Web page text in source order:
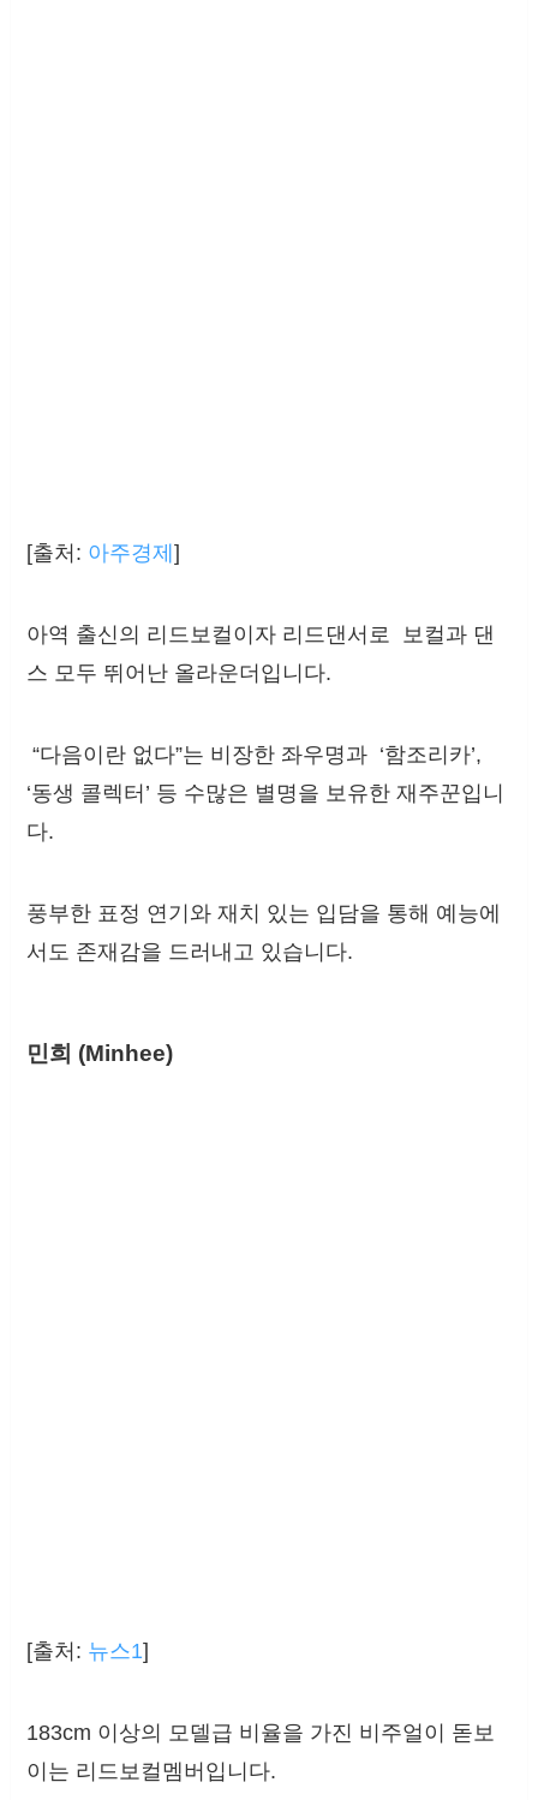
[출처: 아주경제]
아역 출신의 리드보컬이자 리드댄서로 보컬과 댄
스 모두 뛰어난 올라운더입니다.
“다음이란 없다”는 비장한 좌우명과 ‘함조리카’,
‘동생 콜렉터’ 등 수많은 별명을 보유한 재주꾼입니
다.
풍부한 표정 연기와 재치 있는 입담을 통해 예능에
서도 존재감을 드러내고 있습니다.
민희 (Minhee)
[출처: 뉴스1]
183cm 이상의 모델급 비율을 가진 비주얼이 돋보
이는 리드보컬멤버입니다.